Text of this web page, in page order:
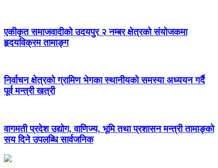
एकीकृत समाजवादीको उदयपुर २ नम्बर क्षेत्रको संयोजकमा
हृदयविक्रम तामाङ्ग
निर्वाचन क्षेत्रको ग्रामिण भेगका स्थानीयको समस्या अध्ययन गर्दै
पूर्व मन्त्री खत्री
वागमती प्रदेश उद्योग, वाणिज्य, भूमि तथा प्रशासन मन्त्री तामाङ्को
सय दिने उपलब्धि सार्वजनिक